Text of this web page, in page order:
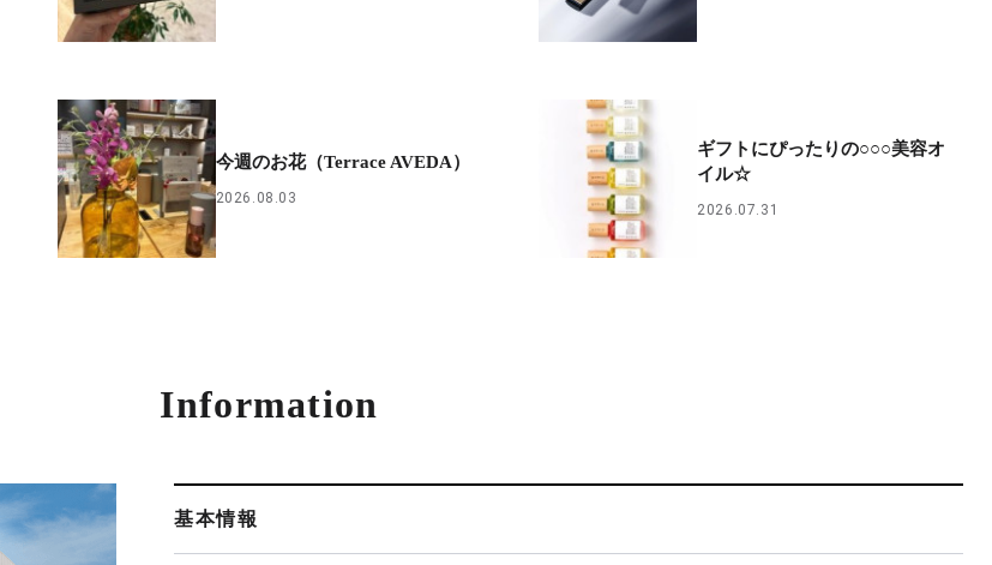
今週のお花（Terrace AVEDA）
2026.08.03
ギフトにぴったりの○○○美容オ
イル☆
2026.07.31
Information
基本情報